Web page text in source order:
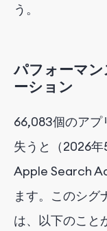
う。
パフォーマ
ーション
66,083個のアプ
失うと（2026年
Apple Search
ます。このシグ
は、以下のこと